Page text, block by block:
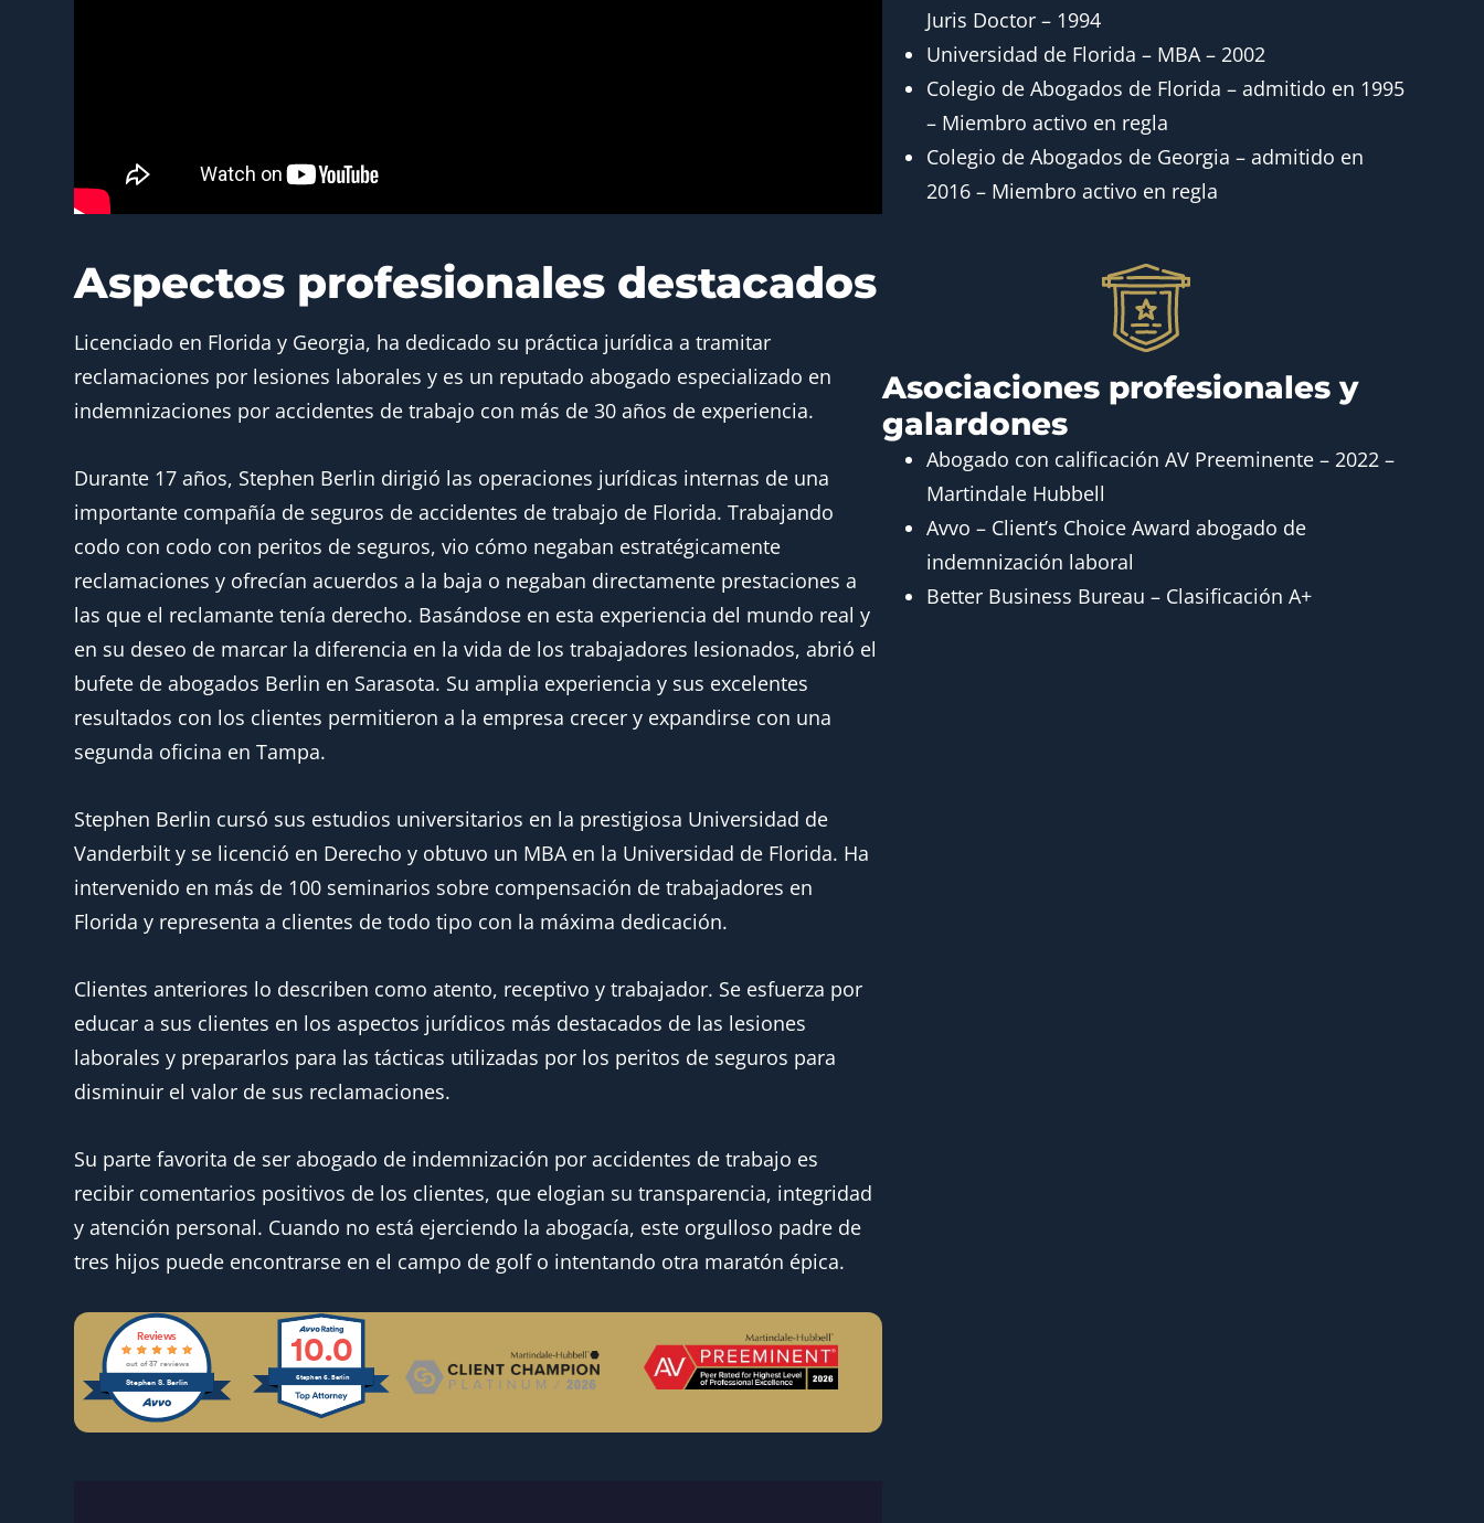
Aspectos profesionales destacados
Licenciado en Florida y Georgia, ha dedicado su práctica jurídica a tramitar
reclamaciones por lesiones laborales y es un reputado abogado especializado en
indemnizaciones por accidentes de trabajo con más de 30 años de experiencia.
Durante 17 años, Stephen Berlin dirigió las operaciones jurídicas internas de una
importante compañía de seguros de accidentes de trabajo de Florida. Trabajando
codo con codo con peritos de seguros, vio cómo negaban estratégicamente
reclamaciones y ofrecían acuerdos a la baja o negaban directamente prestaciones a
las que el reclamante tenía derecho. Basándose en esta experiencia del mundo real y
en su deseo de marcar la diferencia en la vida de los trabajadores lesionados, abrió el
bufete de abogados Berlin en Sarasota. Su amplia experiencia y sus excelentes
resultados con los clientes permitieron a la empresa crecer y expandirse con una
segunda oficina en Tampa.
Stephen Berlin cursó sus estudios universitarios en la prestigiosa Universidad de
Vanderbilt y se licenció en Derecho y obtuvo un MBA en la Universidad de Florida. Ha
intervenido en más de 100 seminarios sobre compensación de trabajadores en
Florida y representa a clientes de todo tipo con la máxima dedicación.
Clientes anteriores lo describen como atento, receptivo y trabajador. Se esfuerza por
educar a sus clientes en los aspectos jurídicos más destacados de las lesiones
laborales y prepararlos para las tácticas utilizadas por los peritos de seguros para
disminuir el valor de sus reclamaciones.
Su parte favorita de ser abogado de indemnización por accidentes de trabajo es
recibir comentarios positivos de los clientes, que elogian su transparencia, integridad
y atención personal. Cuando no está ejerciendo la abogacía, este orgulloso padre de
tres hijos puede encontrarse en el campo de golf o intentando otra maratón épica.
Stephen S. Berlin
Reviews
out of 37 reviews 10.0
Stephen S. Berlin
Juris Doctor – 1994
Universidad de Florida – MBA – 2002
Colegio de Abogados de Florida – admitido en 1995
– Miembro activo en regla
Colegio de Abogados de Georgia – admitido en
2016 – Miembro activo en regla
Asociaciones profesionales y
galardones
Abogado con calificación AV Preeminente – 2022 –
Martindale Hubbell
Avvo – Client’s Choice Award abogado de
indemnización laboral
Better Business Bureau – Clasificación A+